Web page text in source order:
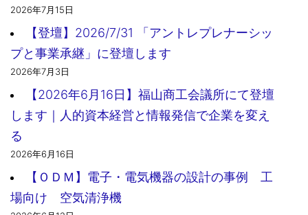
2026年7月15日
【登壇】2026/7/31 「アントレプレナーシッ
プと事業承継」に登壇します
2026年7月3日
【2026年6月16日】福山商工会議所にて登壇
します｜人的資本経営と情報発信で企業を変え
る
2026年6月16日
【ＯＤＭ】電子・電気機器の設計の事例 工
場向け 空気清浄機